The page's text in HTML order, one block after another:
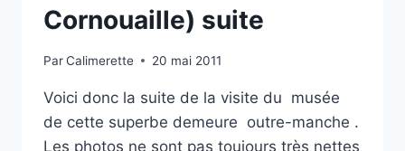
Cornouaille) suite
ParCalimerette 20 mai 2011
Voici donc la suite de la visite du musée
de cette superbe demeure outre-manche .
Les photos ne sont pas toujours très nettes